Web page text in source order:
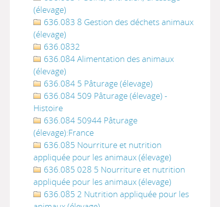
(élevage)
636.083 8 Gestion des déchets animaux
(élevage)
636.0832
636.084 Alimentation des animaux
(élevage)
636.084 5 Pâturage (élevage)
636.084 509 Pâturage (élevage) -
Histoire
636.084 50944 Pâturage
(élevage):France
636.085 Nourriture et nutrition
appliquée pour les animaux (élevage)
636.085 028 5 Nourriture et nutrition
appliquée pour les animaux (élevage)
636.085 2 Nutrition appliquée pour les